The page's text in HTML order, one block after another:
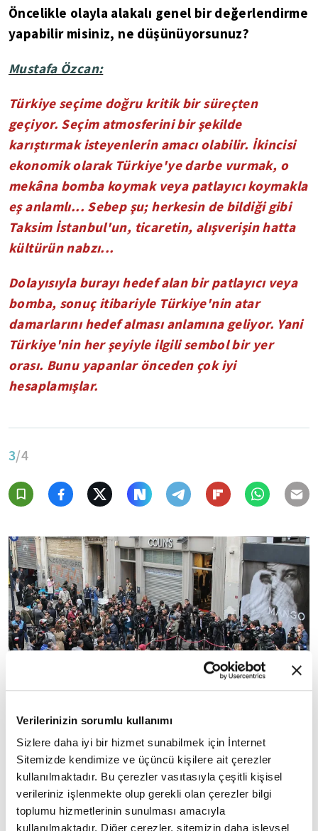
Verilerinizin sorumlu kullanımı
Sizlere daha iyi bir hizmet sunabilmek için İnternet
Sitemizde kendimize ve üçüncü kişilere ait çerezler
kullanılmaktadır. Bu çerezler vasıtasıyla çeşitli kişisel
verileriniz işlenmekte olup gerekli olan çerezler bilgi
toplumu hizmetlerinin sunulması amacıyla
kullanılmaktadır. Diğer çerezler, sitemizin daha işlevsel
Öncelikle olayla alakalı genel bir değerlendirme
yapabilir misiniz, ne düşünüyorsunuz?
Mustafa Özcan:
Türkiye seçime doğru kritik bir süreçten
geçiyor. Seçim atmosferini bir şekilde
karıştırmak isteyenlerin amacı olabilir. İkincisi
ekonomik olarak Türkiye'ye darbe vurmak, o
mekâna bomba koymak veya patlayıcı koymakla
eş anlamlı... Sebep şu; herkesin de bildiği gibi
Taksim İstanbul'un, ticaretin, alışverişin hatta
kültürün nabzı...
Dolayısıyla burayı hedef alan bir patlayıcı veya
bomba, sonuç itibariyle Türkiye'nin atar
damarlarını hedef alması anlamına geliyor. Yani
Türkiye'nin her şeyiyle ilgili sembol bir yer
orası. Bunu yapanlar önceden çok iyi
hesaplamışlar.
3/4